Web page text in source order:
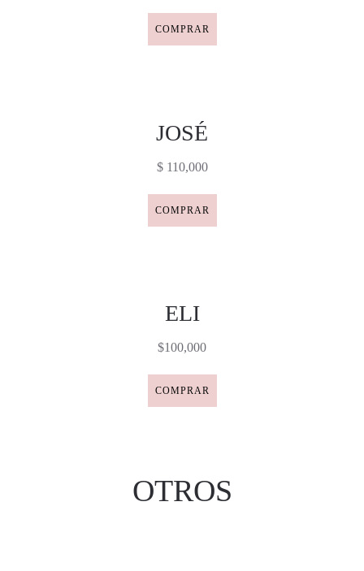
COMPRAR
JOSÉ
$ 110,000
COMPRAR
ELI
$100,000
COMPRAR
OTROS